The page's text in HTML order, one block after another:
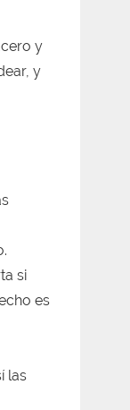
y
y
si
es
las